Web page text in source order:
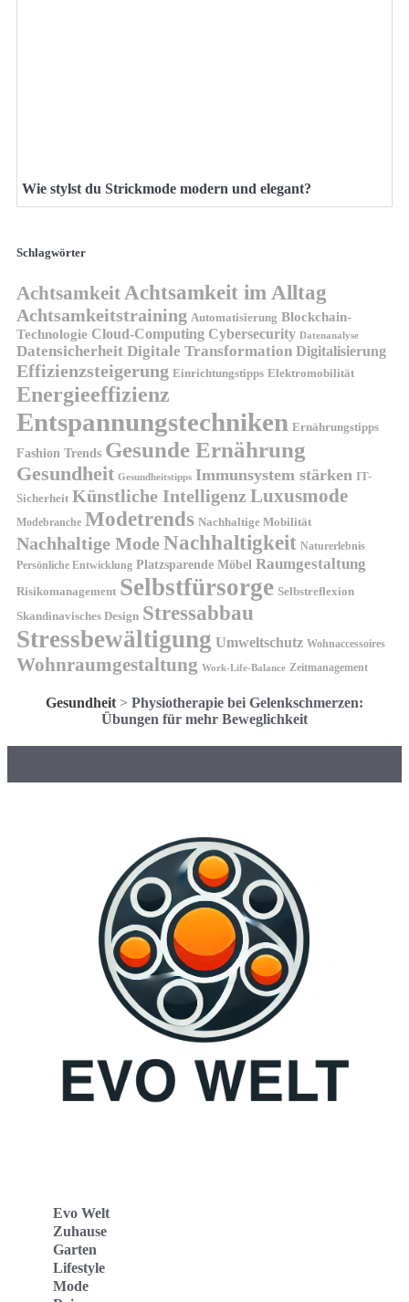
Wie stylst du Strickmode modern und elegant?
Schlagwörter
AchtsamkeitAchtsamkeit im Alltag
Achtsamkeitstraining Automatisierung Blockchain-
Technologie Cloud-Computing Cybersecurity Datenanalyse
Datensicherheit Digitale Transformation Digitalisierung
Effizienzsteigerung Einrichtungstipps Elektromobilität
Energieeffizienz
Entspannungstechniken Ernährungstipps
Fashion Trends Gesunde Ernährung
Gesundheit Gesundheitstipps Immunsystem stärken IT-
Sicherheit Künstliche IntelligenzLuxusmode
Modebranche Modetrends Nachhaltige Mobilität
Nachhaltige ModeNachhaltigkeit Naturerlebnis
Persönliche Entwicklung Platzsparende Möbel Raumgestaltung
Risikomanagement Selbstfürsorge Selbstreflexion
Skandinavisches Design Stressabbau
Stressbewältigung Umweltschutz Wohnaccessoires
Wohnraumgestaltung Work-Life-Balance Zeitmanagement
Gesundheit > Physiotherapie bei Gelenkschmerzen:
Übungen für mehr Beweglichkeit
Evo Welt
Zuhause
Garten
Lifestyle
Mode